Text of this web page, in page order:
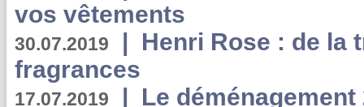
vos vêtements
30.07.2019 | Henri Rose : de la
fragrances
17.07.2019 | Le